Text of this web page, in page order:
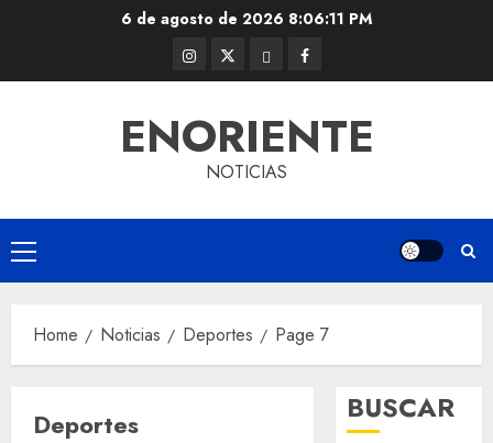
6 de agosto de 2026 8:06:12 PM
Instagram
@EnOriente
Twitter
(X)
ThreadsFacebook
ENORIENTE
NOTICIAS
Primary
Menu
Home Noticias Deportes Page 7
Deportes BUSCAR